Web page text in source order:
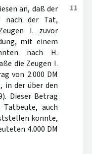
11
an, daß der
nach der Tat,
I. zuvor
mit einem
nach H.
die Zeugen I.
von 2.000 DM
in der über den
Dieser Betrag
auch
konnte,
4.000 DM